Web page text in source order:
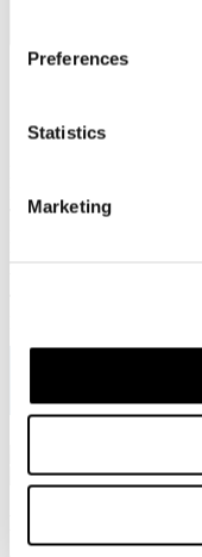
Preferences
Statistics
Marketing
Tel. +39 02-290.03018 r.a